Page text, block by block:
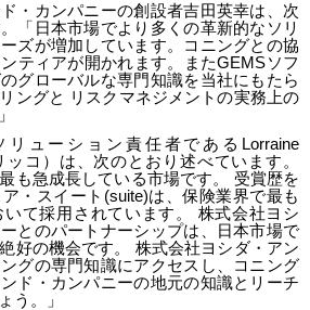
・カンパニーの創設者吉田英幸は、次
「日本市場でより多くの革新的なソリ
ズが増加しています。コニングとの協
ティアが開かれます。またGEMSソフ
グローバルな専門知識を当社にもたら
ングと
リスクマネジメントの実務上の
リューション責任者である Lorraine
ッコ）は、次のとおり述べています。
も急成長している市場です。
受賞歴を
・スイート (suite)は、保険業界で最も
て採用されています。
株式会社ヨシ
とのパートナーシップは、日本市場で
好の機会です。
株式会社ヨシダ・アン
グの専門知識にアクセスし、コニング
ド・カンパニーの地元の知識とリーチ
う。」